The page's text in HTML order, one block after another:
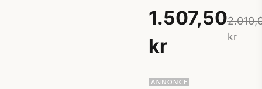
1.507,50
kr
kr